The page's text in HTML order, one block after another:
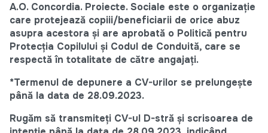
A.O. Concordia. Proiecte. Sociale este o organizație
care protejează copiii/beneficiarii de orice abuz
asupra acestora și are aprobată o Politică pentru
Protecția Copilului și Codul de Conduită, care se
respectă în totalitate de către angajați.
*Termenul de depunere a CV-urilor se prelungește
până la data de 28.09.2023.
Rugăm să transmiteți CV-ul D-stră și scrisoarea de